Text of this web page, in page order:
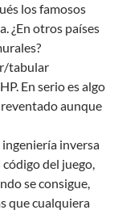
los famosos
¿En otros países
tabular
En serio es algo
aunque
inversa
código del juego,
se consigue,
que cualquiera